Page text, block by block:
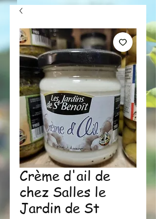
Crème d'ail de
chez Salles le
Jardin de St